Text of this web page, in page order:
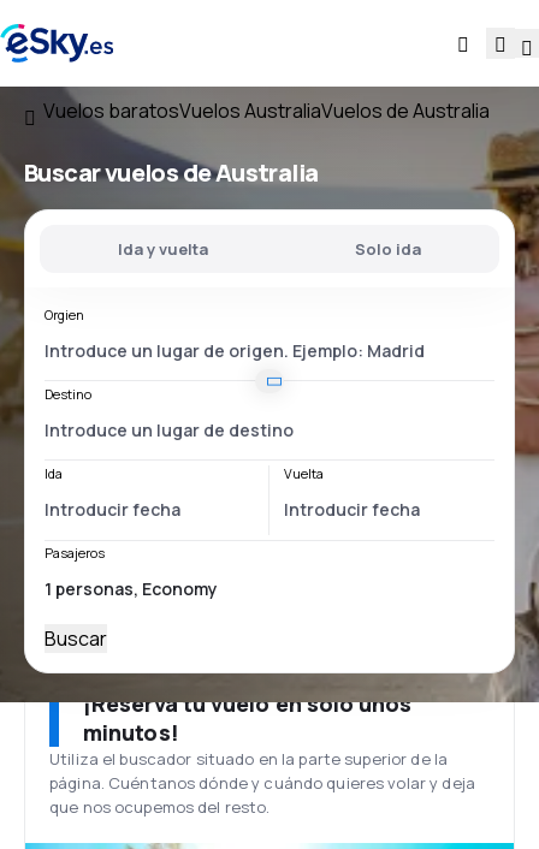
Vuelos baratosVuelos AustraliaVuelos de Australia
Buscar vuelosde Australia
Ida y vuelta Solo ida
Orgien
Destino
Ida Vuelta
Pasajeros
Buscar
¡Reserva tu vuelo en solo unos
minutos!
Utiliza el buscador situado en la parte superior de la
página. Cuéntanos dónde y cuándo quieres volar y deja
que nos ocupemos del resto.